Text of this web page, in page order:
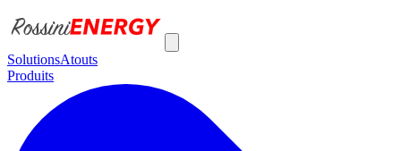
SolutionsAtouts
Produits